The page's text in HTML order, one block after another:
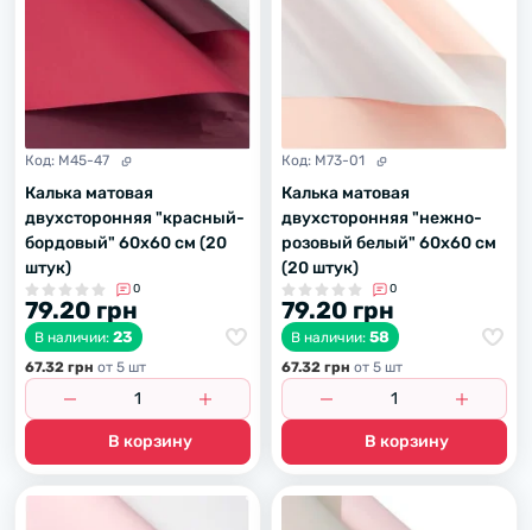
Код: M45-47
Калька матовая
двухсторонняя "красный-
бордовый" 60х60 см (20
штук)
0
79.20 грн
В наличии: 23
67.32 грн от 5 шт
В корзину
Код: M73-01
Калька матовая
двухсторонняя "нежно-
розовый белый" 60х60 см
(20 штук)
0
79.20 грн
В наличии: 58
67.32 грн от 5 шт
В корзину